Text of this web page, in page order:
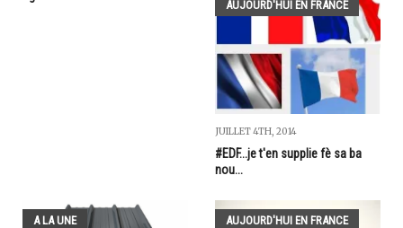
AUJOURD'HUI EN FRANCE
JUILLET 4TH, 2014
#EDF...je t'en supplie fè sa ba
nou...
A LA UNE AUJOURD'HUI EN FRANCE